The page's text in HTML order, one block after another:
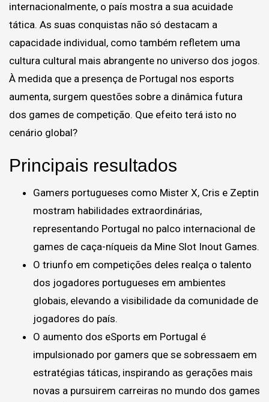
internacionalmente, o país mostra a sua acuidade
tática. As suas conquistas não só destacam a
capacidade individual, como também refletem uma
cultura cultural mais abrangente no universo dos jogos.
À medida que a presença de Portugal nos esports
aumenta, surgem questões sobre a dinâmica futura
dos games de competição. Que efeito terá isto no
cenário global?
Principais resultados
Gamers portugueses como Mister X, Cris e Zeptin
mostram habilidades extraordinárias,
representando Portugal no palco internacional de
games de caça-níqueis da Mine Slot Inout Games.
O triunfo em competições deles realça o talento
dos jogadores portugueses em ambientes
globais, elevando a visibilidade da comunidade de
jogadores do país.
O aumento dos eSports em Portugal é
impulsionado por gamers que se sobressaem em
estratégias táticas, inspirando as gerações mais
novas a pursuirem carreiras no mundo dos games